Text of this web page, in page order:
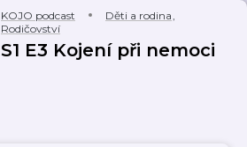
KOJO podcast Děti a rodina,
Rodičovství
S1 E3 Kojení při nemoci